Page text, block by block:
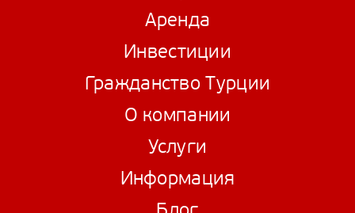
Аренда
Инвестиции
Гражданство Турции
О компании
Услуги
Информация